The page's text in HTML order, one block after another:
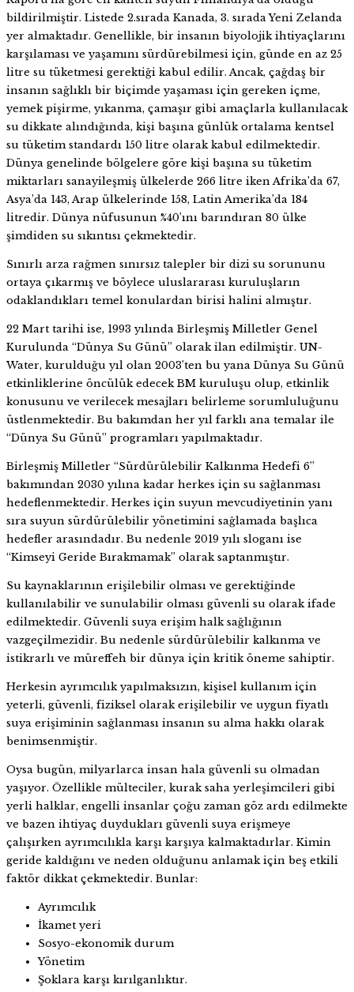
bildirilmiştir. Listede 2.sırada Kanada, 3. sırada Yeni Zelanda
yer almaktadır. Genellikle, bir insanın biyolojik ihtiyaçlarını
karşılaması ve yaşamını sürdürebilmesi için, günde en az 25
litre su tüketmesi gerektiği kabul edilir. Ancak, çağdaş bir
insanın sağlıklı bir biçimde yaşaması için gereken içme,
yemek pişirme, yıkanma, çamaşır gibi amaçlarla kullanılacak
su dikkate alındığında, kişi başına günlük ortalama kentsel
su tüketim standardı 150 litre olarak kabul edilmektedir.
Dünya genelinde bölgelere göre kişi başına su tüketim
miktarları sanayileşmiş ülkelerde 266 litre iken Afrika’da 67,
Asya’da 143, Arap ülkelerinde 158, Latin Amerika’da 184
litredir. Dünya nüfusunun %40’ını barındıran 80 ülke
şimdiden su sıkıntısı çekmektedir.
Sınırlı arza rağmen sınırsız talepler bir dizi su sorununu
ortaya çıkarmış ve böylece uluslararası kuruluşların
odaklandıkları temel konulardan birisi halini almıştır.
22 Mart tarihi ise, 1993 yılında Birleşmiş Milletler Genel
Kurulunda “Dünya Su Günü” olarak ilan edilmiştir. UN-
Water, kurulduğu yıl olan 2003’ten bu yana Dünya Su Günü
etkinliklerine öncülük edecek BM kuruluşu olup, etkinlik
konusunu ve verilecek mesajları belirleme sorumluluğunu
üstlenmektedir. Bu bakımdan her yıl farklı ana temalar ile
“Dünya Su Günü” programları yapılmaktadır.
Birleşmiş Milletler “Sürdürülebilir Kalkınma Hedefi 6”
bakımından 2030 yılına kadar herkes için su sağlanması
hedeflenmektedir. Herkes için suyun mevcudiyetinin yanı
sıra suyun sürdürülebilir yönetimini sağlamada başlıca
hedefler arasındadır. Bu nedenle 2019 yılı sloganı ise
“Kimseyi Geride Bırakmamak” olarak saptanmıştır.
Su kaynaklarının erişilebilir olması ve gerektiğinde
kullanılabilir ve sunulabilir olması güvenli su olarak ifade
edilmektedir. Güvenli suya erişim halk sağlığının
vazgeçilmezidir. Bu nedenle sürdürülebilir kalkınma ve
istikrarlı ve müreffeh bir dünya için kritik öneme sahiptir.
Herkesin ayrımcılık yapılmaksızın, kişisel kullanım için
yeterli, güvenli, fiziksel olarak erişilebilir ve uygun fiyatlı
suya erişiminin sağlanması insanın su alma hakkı olarak
benimsenmiştir.
Oysa bugün, milyarlarca insan hala güvenli su olmadan
yaşıyor. Özellikle mülteciler, kurak saha yerleşimcileri gibi
yerli halklar, engelli insanlar çoğu zaman göz ardı edilmekte
ve bazen ihtiyaç duydukları güvenli suya erişmeye
çalışırken ayrımcılıkla karşı karşıya kalmaktadırlar. Kimin
geride kaldığını ve neden olduğunu anlamak için beş etkili
faktör dikkat çekmektedir. Bunlar:
Ayrımcılık
İkamet yeri
Sosyo-ekonomik durum
Yönetim
Şoklara karşı kırılganlıktır.